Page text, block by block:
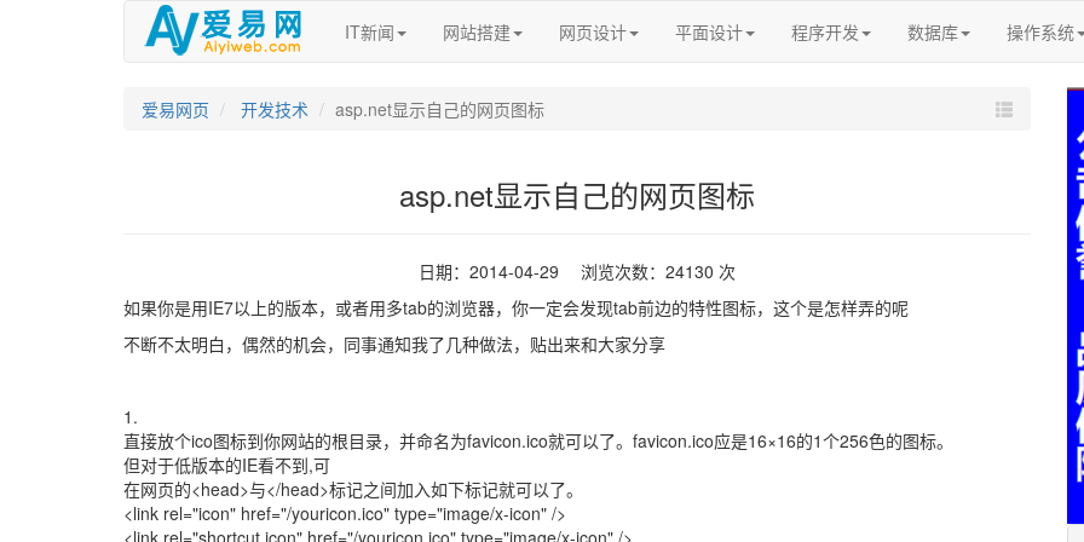
IT新闻 网站搭建 网页设计 平面设计 程序开发 数据库 操作系统
爱易网页 开发技术 asp.net显示自己的网页图标
asp.net显示自己的网页图标
日期：2014-04-29 浏览次数：24130 次
如果你是用IE7以上的版本，或者用多tab的浏览器，你一定会发现tab前边的特性图标，这个是怎样弄的呢
不断不太明白，偶然的机会，同事通知我了几种做法，贴出来和大家分享
1.
直接放个ico图标到你网站的根目录，并命名为favicon.ico就可以了。favicon.ico应是16×16的1个256色的图标。
但对于低版本的IE看不到,可
在网页的<head>与</head>标记之间加入如下标记就可以了。
<link rel="icon" href="/youricon.ico" type="image/x-icon" />
<link rel="shortcut icon" href="/youricon.ico" type="image/x-icon" />